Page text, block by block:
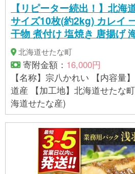
【リピーター続出！】北海
サイズ10枚(約2kg) カレイ
干物 煮付け 塩焼き 唐揚げ
さと納税
北海道せたな町
寄附金額： 16,000円
【名称】宗八かれい 【内容量
道産 【加工地】北海道せたな
海道せたな
期限】冷凍3ヵ月 【保存方法
保存） 【製造者】（有）ヤマ
業 北海道久遠郡せたな町瀬